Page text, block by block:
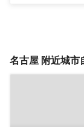
名古屋 附近城市